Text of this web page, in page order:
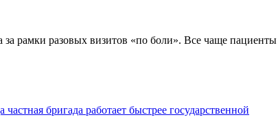
рамки разовых визитов «по боли». Все чаще
бригада работает быстрее государственной